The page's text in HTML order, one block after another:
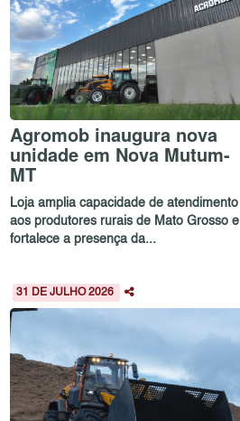
Agromob inaugura nova
unidade em Nova Mutum-
MT
Loja amplia capacidade de atendimento
aos produtores rurais de Mato Grosso e
fortalece a presença da...
31 DE JULHO 2026